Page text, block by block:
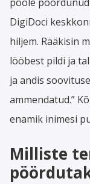
DigiDoci
hiljem. Rääkisin
lööbest pildi ja
ja andis
ammendatud.”
enamik inimesi
Milliste